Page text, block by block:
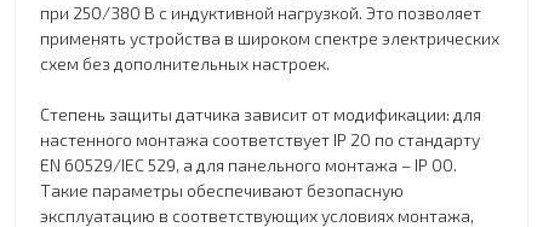
при 250/380 В с индуктивной нагрузкой. Это позволяет
применять устройства в широком спектре электрических
схем без дополнительных настроек.
Степень защиты датчика зависит от модификации: для
настенного монтажа соответствует IP 20 по стандарту
EN 60529/IEC 529, а для панельного монтажа – IP 00.
Такие параметры обеспечивают безопасную
эксплуатацию в соответствующих условиях монтажа,